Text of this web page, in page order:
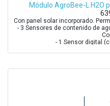
Módulo AgroBee-L H2O
Con panel solar incorporado.
- 3 Sensores de contenido de
- 1 Sensor digital